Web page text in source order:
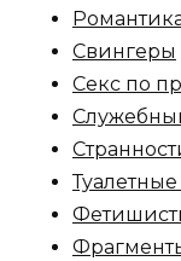
Свингеры
Секс по
Туалетные